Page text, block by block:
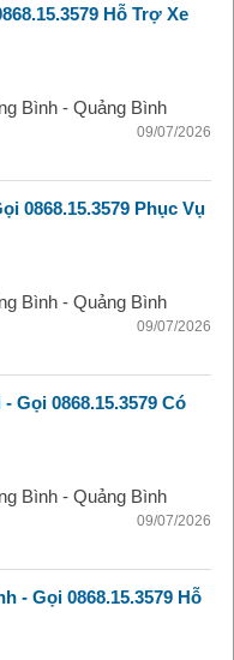
Hỗ Trợ Xe
Bình - Quảng Bình
09/07/2026
0868.15.3579 Phục Vụ
Bình - Quảng Bình
09/07/2026
Gọi 0868.15.3579 Có
Bình - Quảng Bình
09/07/2026
- Gọi 0868.15.3579 Hỗ